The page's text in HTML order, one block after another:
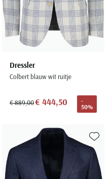
Dressler
Colbert blauw wit ruitje
€ 889,00€ 444,50
-
50%
aan favorieten